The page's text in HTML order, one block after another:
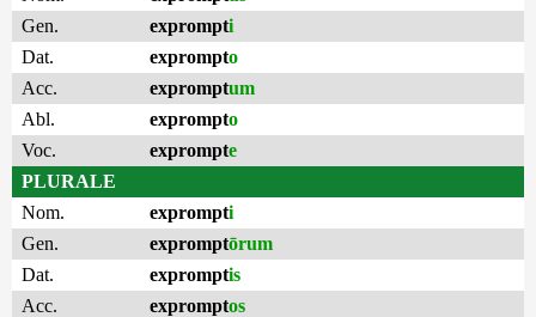
Gen.
exprompti
Dat.
exprompto
Acc.
expromptum
Abl.
exprompto
Voc.
exprompte
PLURALE
Nom.
exprompti
Gen.
expromptōrum
Dat.
expromptis
Acc.
expromptos